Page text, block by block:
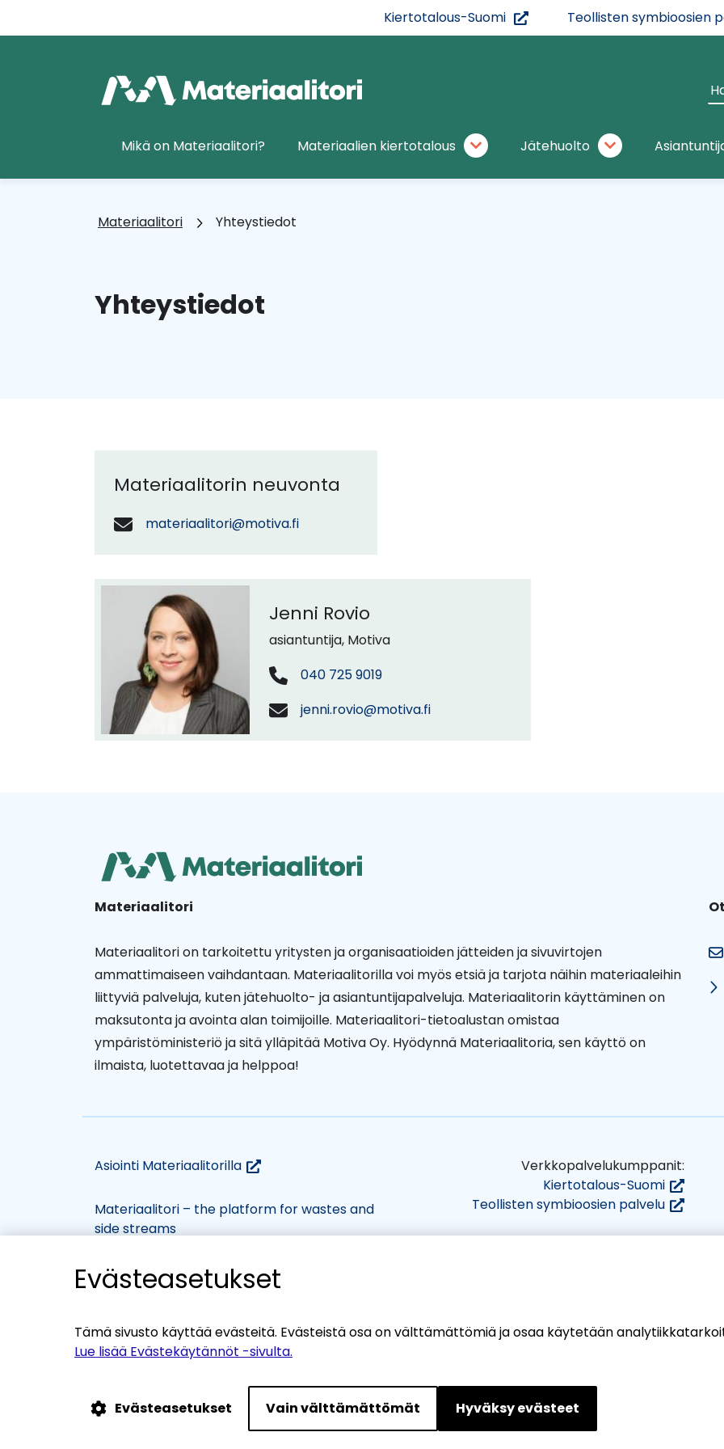
sisältöön
Kiertotalous-Suomi (siirryt
toiseen
Teollisten symbioosien
Etusivu
Mikä on Materiaalitori? Materiaalien kiertotalous
Materiaalien
Jätehuolto
Jätehuolto
Materiaalitori Yhteystiedot
Yhteystiedot
Materiaalitorin neuvonta
materiaalitori@motiva.fi
Jenni Rovio
asiantuntija, Motiva
040 725 9019
jenni.rovio@motiva.fi
Materiaalitori
Materiaalitori on tarkoitettu yritysten ja organisaatioiden jätteiden ja sivuvirtojen
ammattimaiseen vaihdantaan. Materiaalitorilla voi myös etsiä ja tarjota näihin materiaaleihin
liittyviä palveluja, kuten jätehuolto- ja asiantuntijapalveluja. Materiaalitorin käyttäminen on
maksutonta ja avointa alan toimijoille. Materiaalitori-tietoalustan omistaa
ympäristöministeriö ja sitä ylläpitää Motiva Oy. Hyödynnä Materiaalitoria, sen käyttö on
ilmaista, luotettavaa ja helppoa!
Asiointi Materiaalitorilla(siirryt
palveluun)
Materiaalitori – the platform for wastes and
side streams
Evästekäytännöt Tietosuojaseloste
Yhteystiedot
Verkkopalvelukumppanit:
Kiertotalous-Suomi(siirryt
toiseen
Teollisten symbioosien palvelu(siirryt
Tilaa Kiertotalous-Suomen uutiskirje
Evästeasetukset
Tämä sivusto käyttää evästeitä. Evästeistä osa on välttämättömiä ja osaa käytetään
Lue lisää Evästekäytännöt -sivulta.
Evästeasetukset Vain välttämättömät Hyväksy evästeet